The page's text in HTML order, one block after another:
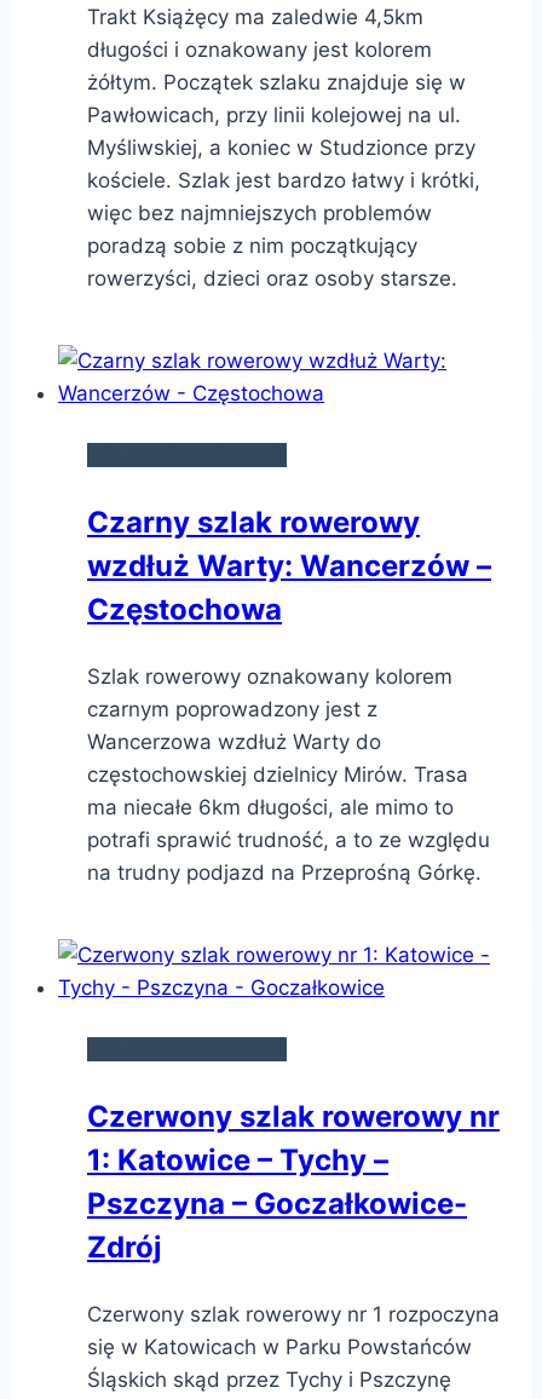
Trakt Książęcy ma zaledwie 4,5km
długości i oznakowany jest kolorem
żółtym. Początek szlaku znajduje się w
Pawłowicach, przy linii kolejowej na ul.
Myśliwskiej, a koniec w Studzionce przy
kościele. Szlak jest bardzo łatwy i krótki,
więc bez najmniejszych problemów
poradzą sobie z nim początkujący
rowerzyści, dzieci oraz osoby starsze.
Czarny szlak rowerowy
wzdłuż Warty: Wancerzów –
Częstochowa
Szlak rowerowy oznakowany kolorem
czarnym poprowadzony jest z
Wancerzowa wzdłuż Warty do
częstochowskiej dzielnicy Mirów. Trasa
ma niecałe 6km długości, ale mimo to
potrafi sprawić trudność, a to ze względu
na trudny podjazd na Przeprośną Górkę.
Czerwony szlak rowerowy nr
1: Katowice – Tychy –
Pszczyna – Goczałkowice-
Zdrój
Czerwony szlak rowerowy nr 1 rozpoczyna
się w Katowicach w Parku Powstańców
Śląskich skąd przez Tychy i Pszczynę